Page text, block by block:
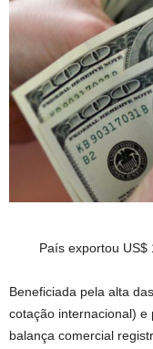
País exportou US$
Beneficiada pela alta
cotação internacional) e
balança comercial